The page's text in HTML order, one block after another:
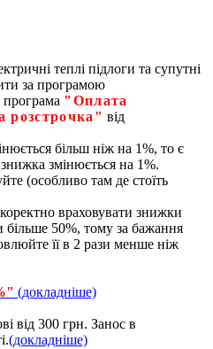
теплі підлоги та супутні
за програмою
програма "Оплата
розстрочка" від
більш ніж на 1%, то є
змінюється на 1%.
(особливо там де стоїть
враховувати знижки
50%, тому за бажання
її в 2 рази менше ніж
(докладніше)
від 300 грн. Занос в
(докладніше)